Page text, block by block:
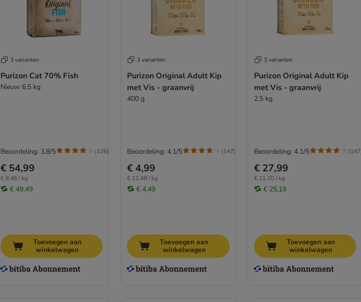
3 varianten
Purizon Cat 70% Fish
Nieuw 6,5 kg
€ 54,99
€ 8,46 / kg
€ 49,49
Beoordeling: 3.8/5 (126)
Toevoegen aan
winkelwagen
3 varianten
Purizon Original Adult Kip
met Vis - graanvrij
400 g
€ 4,99
€ 12,48 / kg
€ 4,49
Beoordeling: 4.1/5 (147)
Toevoegen aan
winkelwagen
3 varianten
Purizon Original Adult Kip
met Vis - graanvrij
2,5 kg
€ 27,99
€ 11,20 / kg
€ 25,19
Beoordeling: 4.1/5 (147
Toevoegen aan
winkelwagen